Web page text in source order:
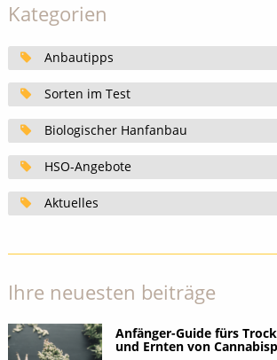
Kategorien
Anbautipps
Sorten im Test
Biologischer Hanfanbau
HSO-Angebote
Aktuelles
Ihre neuesten beiträge
Anfänger-Guide fürs
und Ernten von